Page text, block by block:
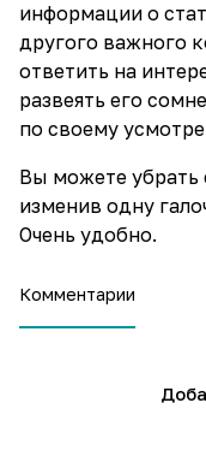
информации о
другого важного
ответить на
развеять его
по своему
Вы можете убрать
изменив одну
Очень удобно.
Комментарии